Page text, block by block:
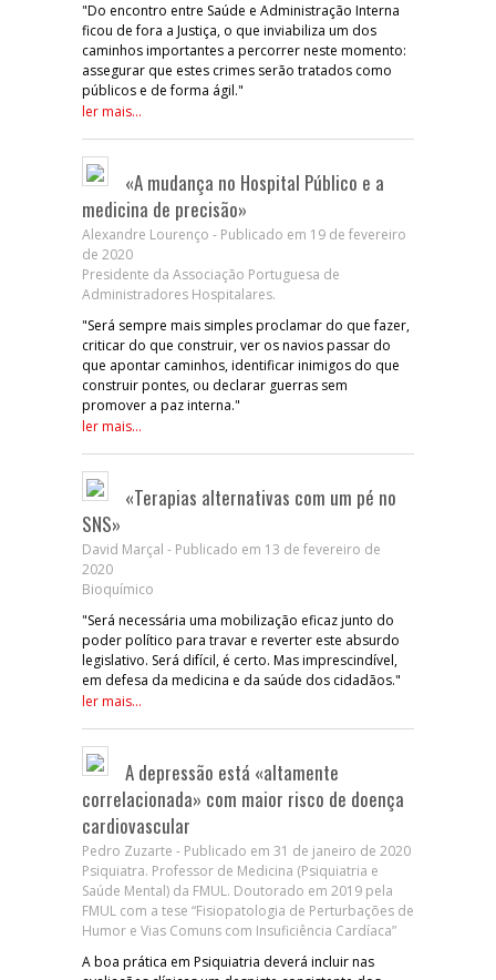
"Do encontro entre Saúde e Administração Interna
ficou de fora a Justiça, o que inviabiliza um dos
caminhos importantes a percorrer neste momento:
assegurar que estes crimes serão tratados como
públicos e de forma ágil."
ler mais...
«A mudança no Hospital Público e a
medicina de precisão»
Alexandre Lourenço - Publicado em 19 de fevereiro
de 2020
Presidente da Associação Portuguesa de
Administradores Hospitalares.
"Será sempre mais simples proclamar do que fazer,
criticar do que construir, ver os navios passar do
que apontar caminhos, identificar inimigos do que
construir pontes, ou declarar guerras sem
promover a paz interna."
ler mais...
«Terapias alternativas com um pé no
SNS»
David Marçal - Publicado em 13 de fevereiro de
2020
Bioquímico
"Será necessária uma mobilização eficaz junto do
poder político para travar e reverter este absurdo
legislativo. Será difícil, é certo. Mas imprescindível,
em defesa da medicina e da saúde dos cidadãos."
ler mais...
A depressão está «altamente
correlacionada» com maior risco de doença
cardiovascular
Pedro Zuzarte - Publicado em 31 de janeiro de 2020
Psiquiatra. Professor de Medicina (Psiquiatria e
Saúde Mental) da FMUL. Doutorado em 2019 pela
FMUL com a tese “Fisiopatologia de Perturbações de
Humor e Vias Comuns com Insuficiência Cardíaca”
A boa prática em Psiquiatria deverá incluir nas